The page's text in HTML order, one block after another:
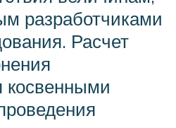
разработчиками
Расчет
косвенными